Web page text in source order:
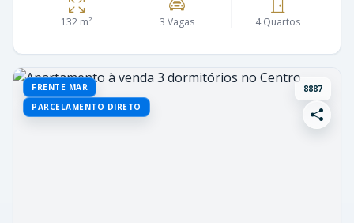
132 m² 3 Vagas 4 Quartos
FRENTE MAR
PARCELAMENTO DIRETO
8887